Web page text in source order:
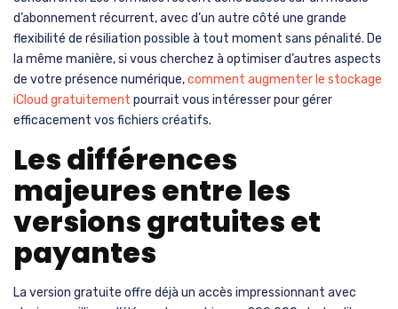
d’abonnement récurrent, avec d’un autre côté une grande
flexibilité de résiliation possible à tout moment sans pénalité. De
la même manière, si vous cherchez à optimiser d’autres aspects
de votre présence numérique,comment augmenter le stockage
iCloud gratuitement pourrait vous intéresser pour gérer
efficacement vos fichiers créatifs.
Les différences
majeures entre les
versions gratuites et
payantes
La version gratuite offre déjà un accès impressionnant avec